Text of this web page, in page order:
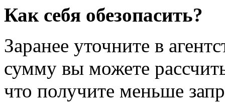
Как себя обезопасить?
Заранее уточните в
сумму вы можете
что получите меньше